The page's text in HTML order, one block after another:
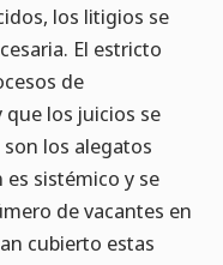
los litigios se
El estricto
de
los juicios se
los alegatos
sistémico y se
de vacantes en
cubierto estas